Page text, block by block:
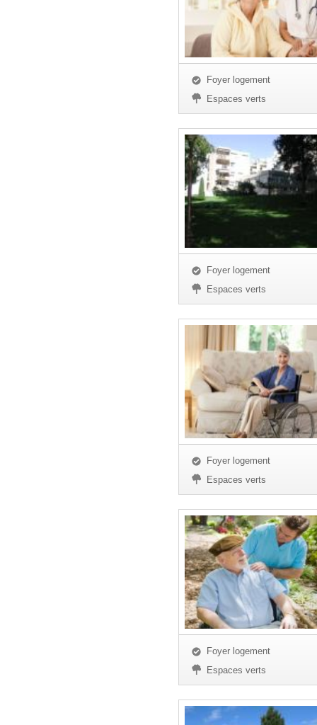
Foyer logement
Espaces verts
Foyer logement
Espaces verts
Foyer logement
Espaces verts
Foyer logement
Espaces verts